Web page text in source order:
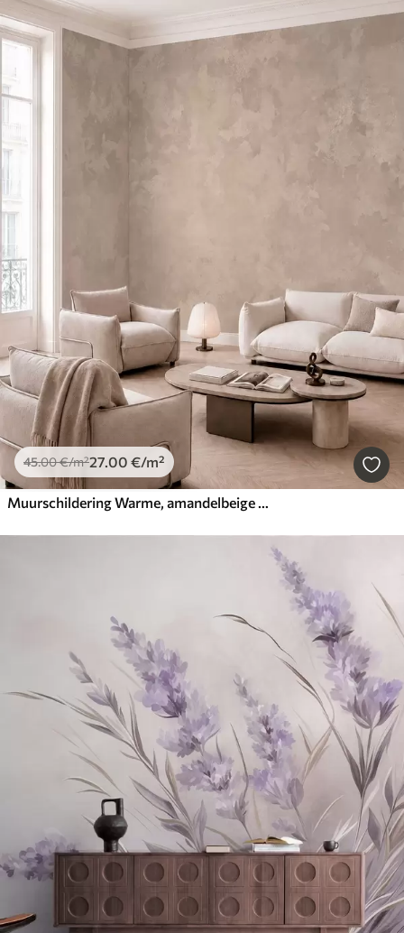
45.00€/m²27.00 €/m²
Muurschildering Warme, amandelbeige textuur met zachte, natuurlijke kleurovergangen